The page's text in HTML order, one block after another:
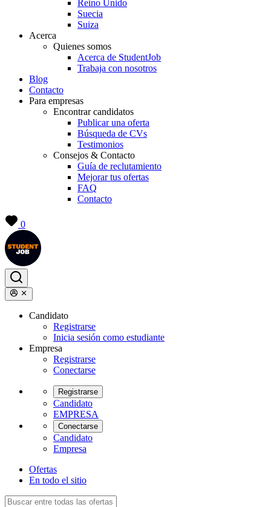
Reino Unido
Suecia
Suiza
Acerca
Quienes somos
Acerca de StudentJob
Trabaja con nosotros
Blog
Contacto
Para empresas
Encontrar candidatos
Publicar una oferta
Búsqueda de CVs
Testimonios
Consejos & Contacto
Guía de reclutamiento
Mejorar tus ofertas
FAQ
Contacto
0
Candidato
Registrarse
Inicia sesión como estudiante
Empresa
Registrarse
Conectarse
Registrarse
Candidato
EMPRESA
Conectarse
Candidato
Empresa
Ofertas
En todo el sitio